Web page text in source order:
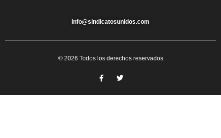
info@sindicatosunidos.com
© 2026 Todos los derechos reservados